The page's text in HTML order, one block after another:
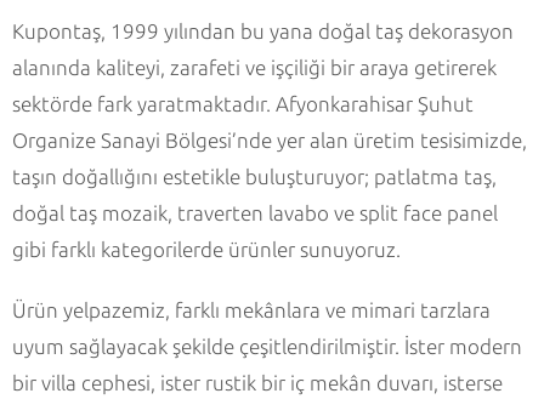
Kupontaş, 1999 yılından bu yana doğal taş dekorasyon
alanında kaliteyi, zarafeti ve işçiliği bir araya getirerek
sektörde fark yaratmaktadır. Afyonkarahisar Şuhut
Organize Sanayi Bölgesi’nde yer alan üretim tesisimizde,
taşın doğallığını estetikle buluşturuyor; patlatma taş,
doğal taş mozaik, traverten lavabo ve split face panel
gibi farklı kategorilerde ürünler sunuyoruz.
Ürün yelpazemiz, farklı mekânlara ve mimari tarzlara
uyum sağlayacak şekilde çeşitlendirilmiştir. İster modern
bir villa cephesi, ister rustik bir iç mekân duvarı, isterse